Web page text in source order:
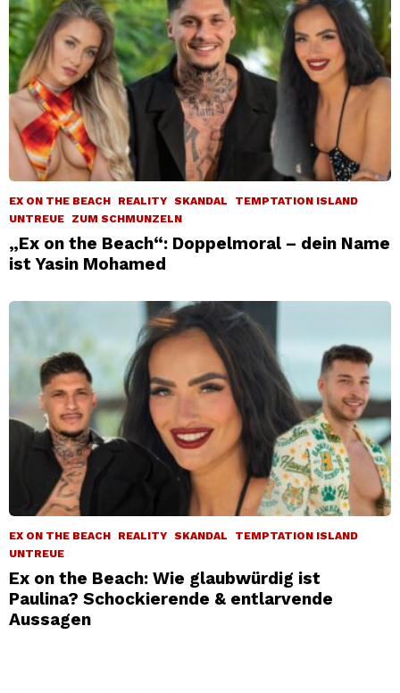
EX ON THE BEACH REALITY SKANDAL
TEMPTATION ISLAND
UNTREUE
ZUM SCHMUNZELN
„Ex on the Beach“: Doppelmoral – dein Name
ist Yasin Mohamed
EX ON THE BEACH REALITY SKANDAL
TEMPTATION ISLAND
UNTREUE
Ex on the Beach: Wie glaubwürdig ist
Paulina? Schockierende & entlarvende
Aussagen